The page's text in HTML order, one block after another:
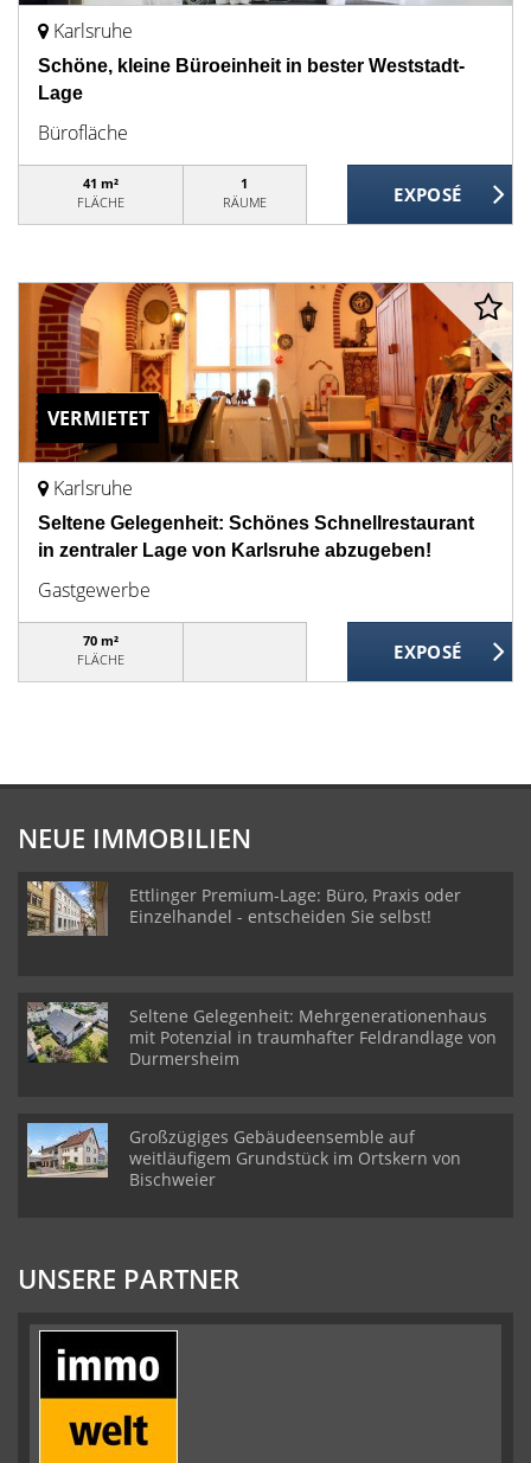
Karlsruhe
Schöne, kleine Büroeinheit in bester Weststadt-
Lage
Bürofläche
41 m²
FLÄCHE
1
RÄUME
VERMIETET
Karlsruhe
Seltene Gelegenheit: Schönes Schnellrestaurant
in zentraler Lage von Karlsruhe abzugeben!
Gastgewerbe
70 m²
FLÄCHE
NEUE IMMOBILIEN
Ettlinger Premium-Lage: Büro, Praxis oder
Einzelhandel - entscheiden Sie selbst!
Seltene Gelegenheit: Mehrgenerationenhaus
mit Potenzial in traumhafter Feldrandlage von
Durmersheim
Großzügiges Gebäudeensemble auf
weitläufigem Grundstück im Ortskern von
Bischweier
UNSERE PARTNER